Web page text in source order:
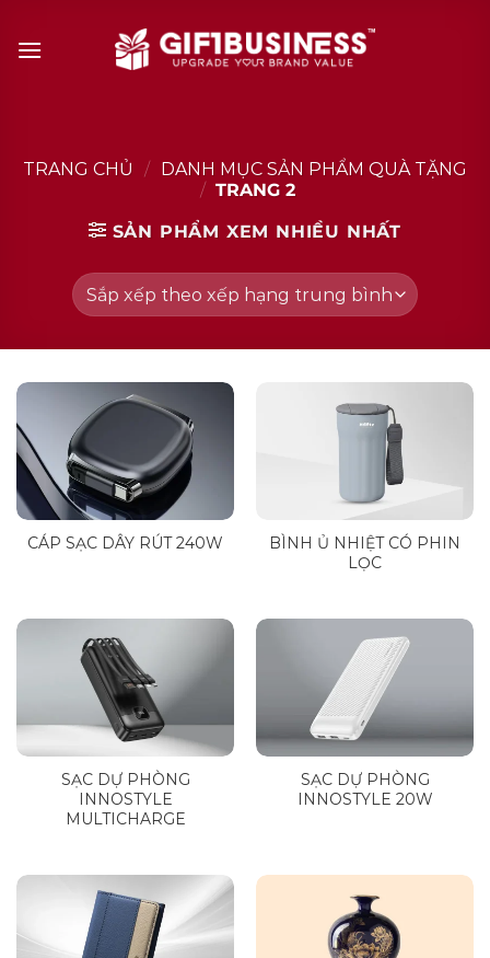
TRANG CHỦ / DANH MỤC SẢN PHẨM QUÀ TẶNG
/ TRANG 2
SẢN PHẨM XEM NHIỀU NHẤT
CÁP SẠC DÂY RÚT 240W
BÌNH Ủ NHIỆT CÓ PHIN
LỌC
SẠC DỰ PHÒNG
INNOSTYLE
MULTICHARGE
SẠC DỰ PHÒNG
INNOSTYLE 20W